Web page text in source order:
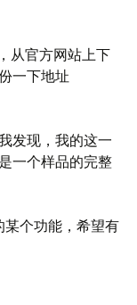
从官方网站上下
一下地址
发现，我的这一
一个样品的完整
某个功能，希望有